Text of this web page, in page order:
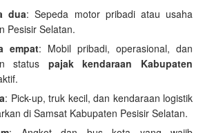
dua: Sepeda motor pribadi atau usaha
Pesisir Selatan.
empat: Mobil pribadi, operasional, dan
status pajak kendaraan Kabupaten
: Pick-up, truk kecil, dan kendaraan logistik
di Samsat Kabupaten Pesisir Selatan.